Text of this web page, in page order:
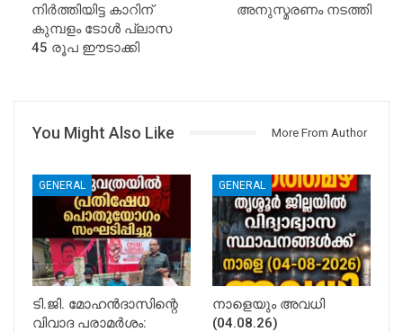
നിർത്തിയിട്ട കാറിന്
കുമ്പളം ടോൾ പ്ലാസ
45 രൂപ ഈടാക്കി
അനുസ്മരണം നടത്തി
You Might Also Like More From Author
GENERAL
ടി.ജി. മോഹൻദാസിന്റെ
വിവാദ പരാമർശം:
GENERAL
നാളെയും അവധി
(04.08.26)